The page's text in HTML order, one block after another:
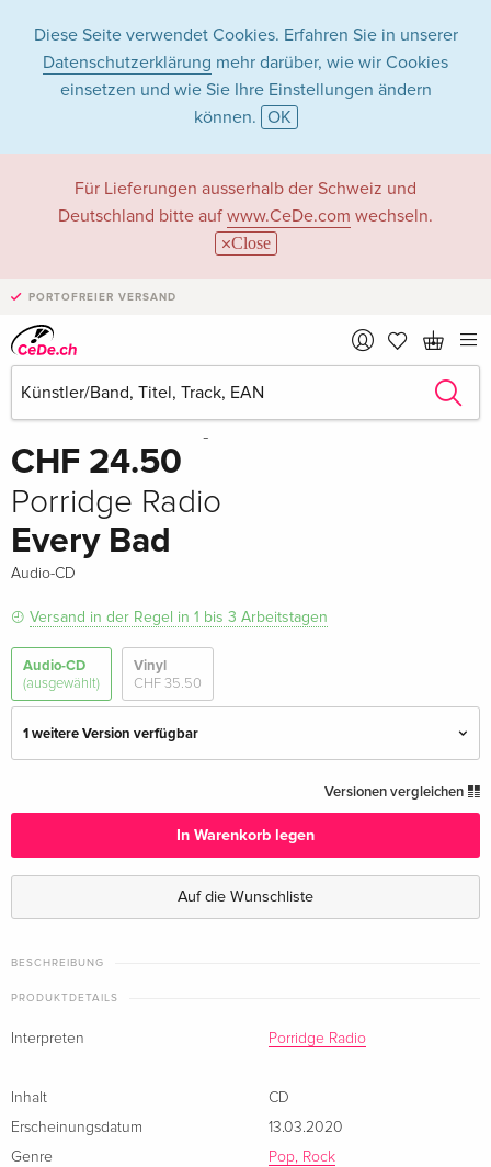
Diese Seite verwendet Cookies. Erfahren Sie in unserer
Datenschutzerklärung mehr darüber, wie wir Cookies
einsetzen und wie Sie Ihre Einstellungen ändern
können. OK
Für Lieferungen ausserhalb der Schweiz und
Deutschland bitte auf www.CeDe.com wechseln.
Close
PORTOFREIER VERSAND
CHF 24.50
Porridge Radio
Every Bad
Audio-CD
Versand in der Regel in 1 bis 3 Arbeitstagen
Audio-CD
(ausgewählt)
Vinyl
CHF 35.50
1 weitere Version verfügbar
CHF 24.50
2023 Reissue, Japan Edition
· Japan Edition
Versionen vergleichen
In Warenkorb legen
Auf die Wunschliste
BESCHREIBUNG
PRODUKTDETAILS
Interpreten Porridge Radio
Inhalt
CD
Erscheinungsdatum
13.03.2020
Genre
Pop, Rock